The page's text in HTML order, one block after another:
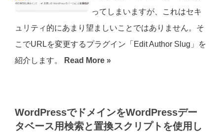
ってしまいますが、これはセキ
ュリティ的にあまり望ましいことではありません。そ
こでURLを変更するプラグイン「Edit Author Slug」を
紹介します。
Read More »
WordPressでドメインをWordPressデー
タベース用検索と置換スクリプトを使用し